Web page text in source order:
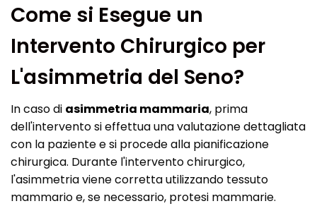
Come si Esegue un
Intervento Chirurgico per
L'asimmetria del Seno?
In caso di asimmetria mammaria, prima
dell'intervento si effettua una valutazione dettagliata
con la paziente e si procede alla pianificazione
chirurgica. Durante l'intervento chirurgico,
l'asimmetria viene corretta utilizzando tessuto
mammario e, se necessario, protesi mammarie.